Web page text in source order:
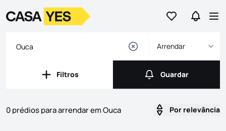
Ir para osIr para
LogoIr para a homepage
Arrendar
Filtros
Filtros Guardar
Guardar
0 prédios para arrendar em Ouca Por relevância